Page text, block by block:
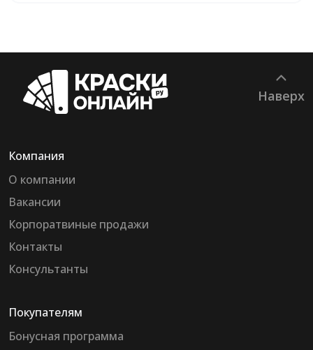
Наверх
Компания
О компании
Вакансии
Корпоратвиные продажи
Контакты
Консультанты
Покупателям
Бонусная программа